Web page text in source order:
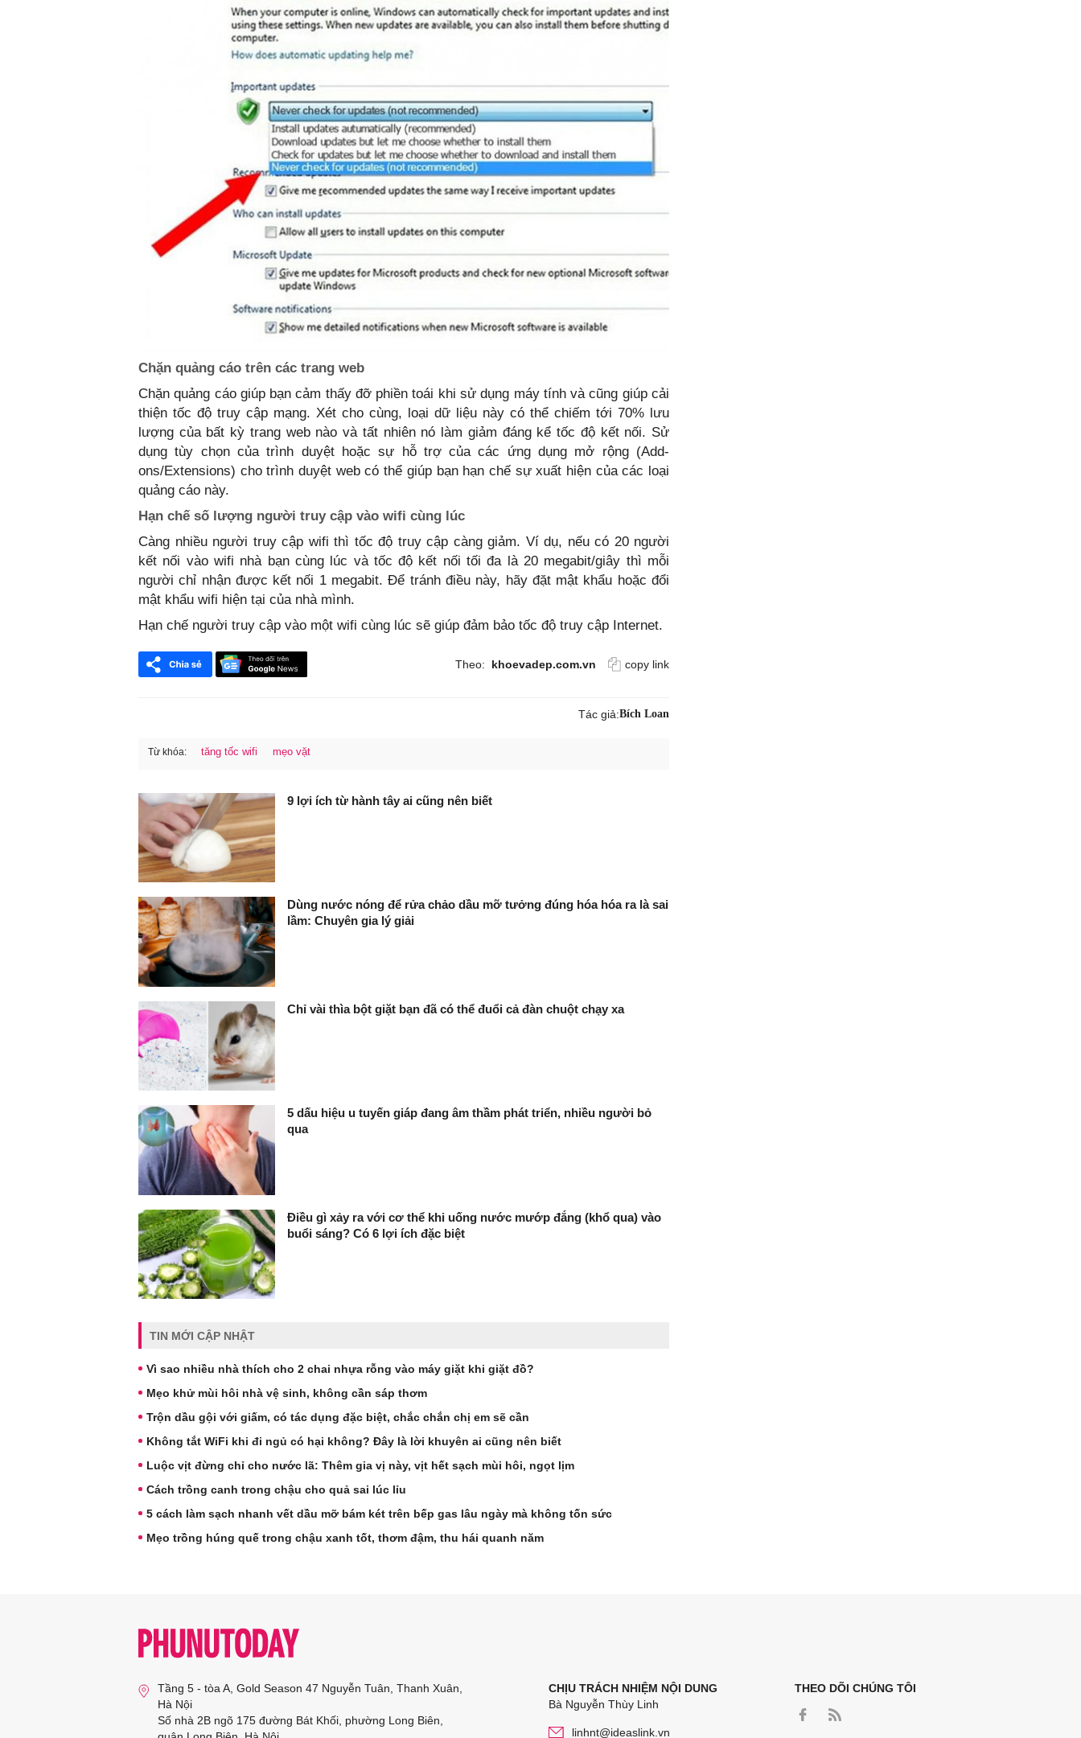
Chặn quảng cáo trên các trang web
Chặn quảng cáo giúp bạn cảm thấy đỡ phiền toái khi sử dụng máy tính và cũng giúp cải
thiện tốc độ truy cập mạng. Xét cho cùng, loại dữ liệu này có thể chiếm tới 70% lưu
lượng của bất kỳ trang web nào và tất nhiên nó làm giảm đáng kể tốc độ kết nối. Sử
dụng tùy chọn của trình duyệt hoặc sự hỗ trợ của các ứng dụng mở rộng (Add-
ons/Extensions) cho trình duyệt web có thể giúp bạn hạn chế sự xuất hiện của các loại
quảng cáo này.
Hạn chế số lượng người truy cập vào wifi cùng lúc
Càng nhiều người truy cập wifi thì tốc độ truy cập càng giảm. Ví dụ, nếu có 20 người
kết nối vào wifi nhà bạn cùng lúc và tốc độ kết nối tối đa là 20 megabit/giây thì mỗi
người chỉ nhận được kết nối 1 megabit. Để tránh điều này, hãy đặt mật khẩu hoặc đổi
mật khẩu wifi hiện tại của nhà mình.
Hạn chế người truy cập vào một wifi cùng lúc sẽ giúp đảm bảo tốc độ truy cập Internet.
Theo: khoevadep.com.vn copy link
Tác giả:Bích Loan
Từ khóa: tăng tốc wifi mẹo vặt
9 lợi ích từ hành tây ai cũng nên biết
Dùng nước nóng để rửa chảo dầu mỡ tưởng đúng hóa hóa ra là sai
lầm: Chuyên gia lý giải
Chỉ vài thìa bột giặt bạn đã có thể đuổi cả đàn chuột chạy xa
5 dấu hiệu u tuyến giáp đang âm thầm phát triển, nhiều người bỏ
qua
Điều gì xảy ra với cơ thể khi uống nước mướp đắng (khổ qua) vào
buổi sáng? Có 6 lợi ích đặc biệt
TIN MỚI CẬP NHẬT
Vì sao nhiều nhà thích cho 2 chai nhựa rỗng vào máy giặt khi giặt đồ?
Mẹo khử mùi hôi nhà vệ sinh, không cần sáp thơm
Trộn dầu gội với giấm, có tác dụng đặc biệt, chắc chắn chị em sẽ cần
Không tắt WiFi khi đi ngủ có hại không? Đây là lời khuyên ai cũng nên biết
Luộc vịt đừng chỉ cho nước lã: Thêm gia vị này, vịt hết sạch mùi hôi, ngọt lịm
Cách trồng canh trong chậu cho quả sai lúc lỉu
5 cách làm sạch nhanh vết dầu mỡ bám két trên bếp gas lâu ngày mà không tốn sức
Mẹo trồng húng quế trong chậu xanh tốt, thơm đậm, thu hái quanh năm
Tầng 5 - tòa A, Gold Season 47 Nguyễn Tuân, Thanh Xuân,
Hà Nội
Số nhà 2B ngõ 175 đường Bát Khối, phường Long Biên,
CHỊU TRÁCH NHIỆM NỘI DUNG
Bà Nguyễn Thùy Linh
linhnt@ideaslink.vn
THEO DÕI CHÚNG TÔI